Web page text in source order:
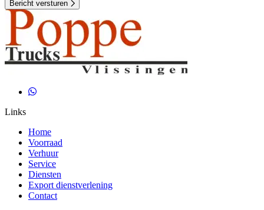
Bericht versturen
Links
Home
Voorraad
Verhuur
Service
Diensten
Export dienstverlening
Contact